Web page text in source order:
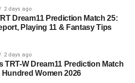
लिए करीब 5 एकड़ जमीन की आवश्यकता
प्राथमिकता देहरादून जिले या उसके
लेकिन फिलहाल उपयुक्त जमीन उपलब्ध
ओर से हरिद्वार और आसपास के क्षेत्रों में
अधिकारियों को उम्मीद है कि हरिद्वार में
सकती है।
2 days ago
Dream11 Prediction Match 25:
Playing 11 & Fantasy Tips
2 days ago
TRT-W Dream11 Prediction Match
Hundred Women 2026